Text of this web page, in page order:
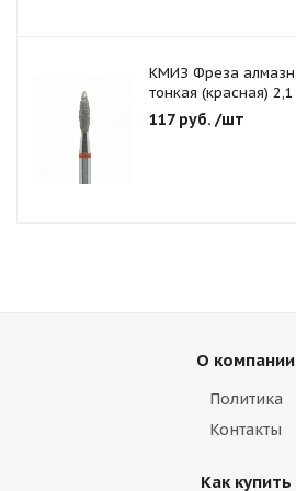
КМИЗ Фреза
тонкая (красная)
117руб. /шт
О компании
Политика
Контакты
Как купить